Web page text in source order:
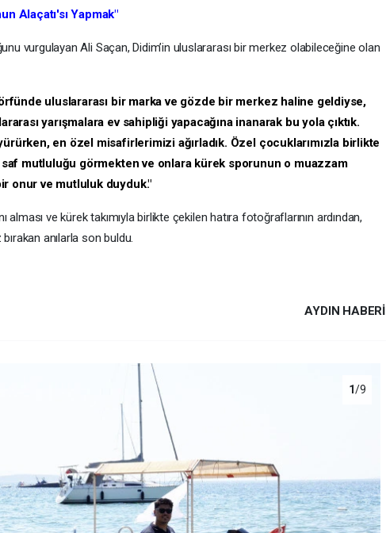
Alaçatı'sı Yapmak"
vurgulayan Ali Saçan, Didim’in uluslararası bir merkez olabileceğine olan
uluslararası bir marka ve gözde bir merkez haline geldiyse,
yarışmalara ev sahipliği yapacağına inanarak bu yola çıktık.
en özel misafirlerimizi ağırladık. Özel çocuklarımızla birlikte
mutluluğu görmekten ve onlara kürek sporunun o muazzam
onur ve mutluluk duyduk."
alması ve kürek takımıyla birlikte çekilen hatıra fotoğraflarının ardından,
anılarla son buldu.
AYDIN HABERİ
1/9